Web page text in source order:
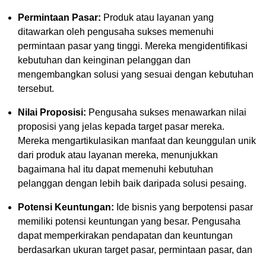
Permintaan Pasar: Produk atau layanan yang
ditawarkan oleh pengusaha sukses memenuhi
permintaan pasar yang tinggi. Mereka mengidentifikasi
kebutuhan dan keinginan pelanggan dan
mengembangkan solusi yang sesuai dengan kebutuhan
tersebut.
Nilai Proposisi: Pengusaha sukses menawarkan nilai
proposisi yang jelas kepada target pasar mereka.
Mereka mengartikulasikan manfaat dan keunggulan unik
dari produk atau layanan mereka, menunjukkan
bagaimana hal itu dapat memenuhi kebutuhan
pelanggan dengan lebih baik daripada solusi pesaing.
Potensi Keuntungan: Ide bisnis yang berpotensi pasar
memiliki potensi keuntungan yang besar. Pengusaha
dapat memperkirakan pendapatan dan keuntungan
berdasarkan ukuran target pasar, permintaan pasar, dan